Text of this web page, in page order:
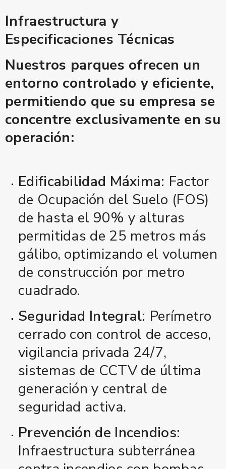
Infraestructura y
Especificaciones Técnicas
Nuestros parques ofrecen un
entorno controlado y eficiente,
permitiendo que su empresa se
concentre exclusivamente en su
operación:
Edificabilidad Máxima: Factor
de Ocupación del Suelo (FOS)
de hasta el 90% y alturas
permitidas de 25 metros más
gálibo, optimizando el volumen
de construcción por metro
cuadrado.
Seguridad Integral: Perímetro
cerrado con control de acceso,
vigilancia privada 24/7,
sistemas de CCTV de última
generación y central de
seguridad activa.
Prevención de Incendios:
Infraestructura subterránea